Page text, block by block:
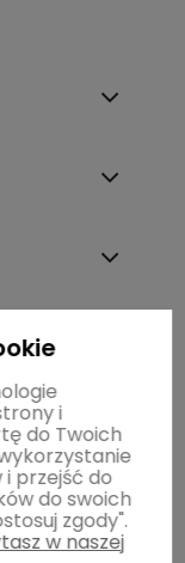
i
do Twoich
przejść do
do swoich
zgody".
w naszej